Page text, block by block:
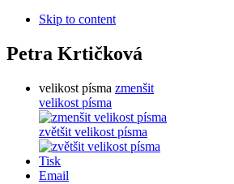
Skip to content
Petra Krtičková
velikost písma zmenšit
velikost písma
zvětšit velikost písma
Tisk
Email